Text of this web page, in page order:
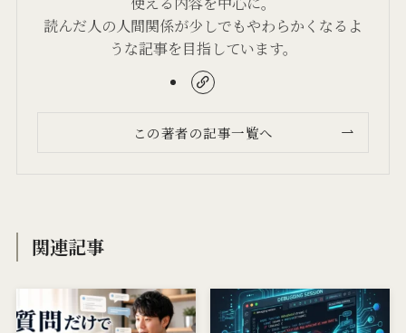
読んだ人の人間関係が少しでもやわらかくなるよ
うな記事を目指しています。
この著者の記事一覧へ
関連記事